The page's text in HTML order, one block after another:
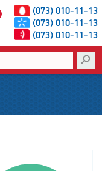
(073) 010-11-13
(073) 010-11-13
(073) 010-11-13